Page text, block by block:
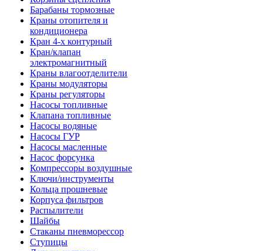
Барабаны тормозные
Краны отопителя и
кондиционера
Кран 4-х контурный
Кран/клапан
электромагнитный
Краны влагоотделители
Краны модуляторы
Краны регуляторы
Насосы топливные
Клапана топливные
Насосы водяные
Насосы ГУР
Насосы масленные
Насос форсунка
Компрессоры воздушные
Ключи/инструменты
Кольца прошневые
Корпуса фильтров
Распылители
Шайбы
Стаканы пневморессор
Ступицы